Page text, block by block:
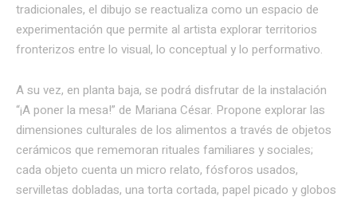
tradicionales, el dibujo se reactualiza como un espacio de
experimentación que permite al artista explorar territorios
fronterizos entre lo visual, lo conceptual y lo performativo.
A su vez, en planta baja, se podrá disfrutar de la instalación
“¡A poner la mesa!” de Mariana César. Propone explorar las
dimensiones culturales de los alimentos a través de objetos
cerámicos que rememoran rituales familiares y sociales;
cada objeto cuenta un micro relato, fósforos usados,
servilletas dobladas, una torta cortada, papel picado y globos